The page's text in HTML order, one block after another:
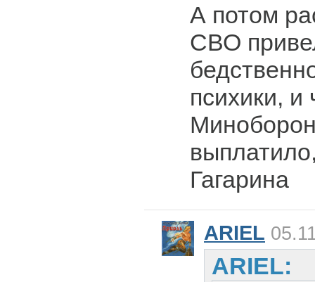
А потом
СВО
психики,
Гагарина
ARIEL
ARIEL: